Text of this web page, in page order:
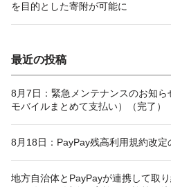
を目的とした寄附が可能に
最近の投稿
8月7日：緊急メンテナンスのお知ら
モバイルまとめて支払い）（完了）
8月18日：PayPay残高利用規約改定
地方自治体とPayPayが連携して取